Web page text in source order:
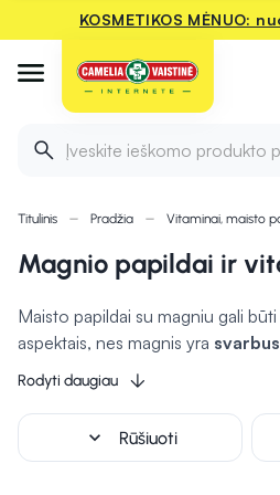
KOSMETIKOS MĖNUO:
Įveskite ieškomo produkto
Titulinis Pradžia Vitaminai, maisto
Magnio papildai ir
Maisto papildai su magniu gali
aspektais, nes magnis yra
dalyvaujantis daugelyje kūno
būtinas raumenų ir nervų
išvengti raumenų spazmų ar
papildai rekomenduojami tiek
Rodyti daugiau
expand_more Rūšiuoti